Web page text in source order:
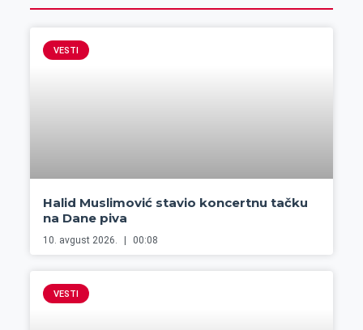
VESTI
Halid Muslimović stavio koncertnu tačku
na Dane piva
10. avgust 2026. 00:08
VESTI